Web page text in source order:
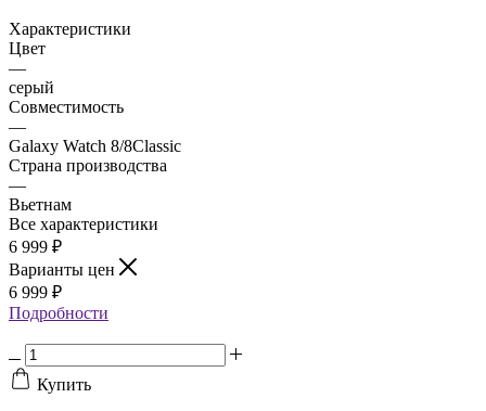
Характеристики
Цвет
—
серый
Совместимость
—
Galaxy Watch 8/8Classic
Страна производства
—
Вьетнам
Все характеристики
6 999 ₽
Варианты цен
6 999 ₽
Подробности
Купить